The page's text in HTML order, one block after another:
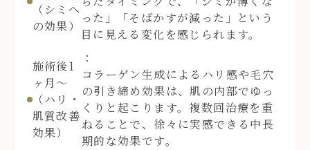
（シミへ
の効果）
った」「そばかすが減った」という
目に見える変化を感じられます。
施術後1
ヶ月～
（ハリ・
肌質改善
効果）
：
コラーゲン生成によるハリ感や毛穴
の引き締め効果は、肌の内部でゆっ
くりと起こります。複数回治療を重
ねることで、徐々に実感できる中長
期的な効果です。